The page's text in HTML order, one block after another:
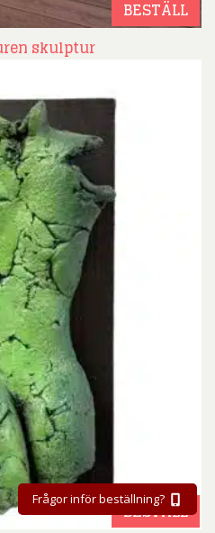
BESTÄLL
skulptur
BESTÄLL
Frågor inför beställning?